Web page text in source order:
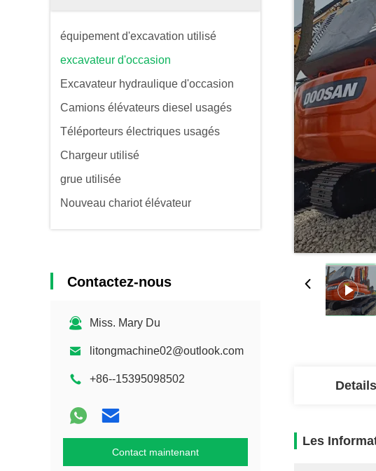
équipement d'excavation utilisé
excavateur d'occasion
Excavateur hydraulique d'occasion
Camions élévateurs diesel usagés
Téléporteurs électriques usagés
Chargeur utilisé
grue utilisée
Nouveau chariot élévateur
Contactez-nous
Miss. Mary Du
litongmachine02@outlook.com
+86--15395098502
Contact maintenant
Les